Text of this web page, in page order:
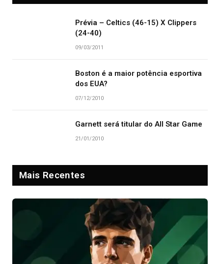
Prévia – Celtics (46-15) X Clippers
(24-40)
09/03/2011
Boston é a maior potência esportiva
dos EUA?
07/12/2010
Garnett será titular do All Star Game
21/01/2010
Mais Recentes